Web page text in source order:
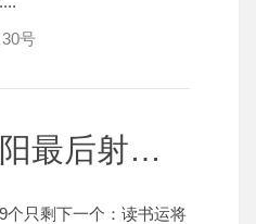
号
梦见十个太阳最后射掉9个只剩下一个
个只剩下一个：读书运将